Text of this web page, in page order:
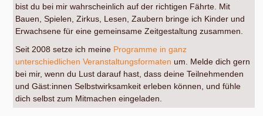
bist du bei mir wahrscheinlich auf der richtigen Fährte. Mit
Bauen, Spielen, Zirkus, Lesen, Zaubern bringe ich Kinder und
Erwachsene für eine gemeinsame Zeitgestaltung zusammen.
Seit 2008 setze ich meine Programme in ganz
unterschiedlichen Veranstaltungsformaten um. Melde dich gern
bei mir, wenn du Lust darauf hast, dass deine Teilnehmenden
und Gäst:innen Selbstwirksamkeit erleben können, und fühle
dich selbst zum Mitmachen eingeladen.